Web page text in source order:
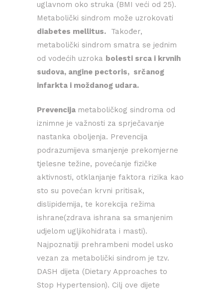
uglavnom oko struka (BMI veći od 25).
Metabolički sindrom može uzrokovati
diabetes mellitus. Također,
metabolički sindrom smatra se jednim
od vodećih uzroka bolesti srca i krvnih
sudova, angine pectoris, srčanog
infarkta i moždanog udara.
Prevencija metaboličkog sindroma od
iznimne je važnosti za sprječavanje
nastanka oboljenja. Prevencija
podrazumijeva smanjenje prekomjerne
tjelesne težine, povećanje fizičke
aktivnosti, otklanjanje faktora rizika kao
sto su povećan krvni pritisak,
dislipidemija, te korekcija režima
ishrane(zdrava ishrana sa smanjenim
udjelom ugljikohidrata i masti).
Najpoznatiji prehrambeni model usko
vezan za metabolički sindrom je tzv.
DASH dijeta (Dietary Approaches to
Stop Hypertension). Cilj ove dijete